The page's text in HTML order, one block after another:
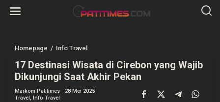
Homepage / Info Travel
D
e
s
i
17 Destinasi Wisata di Cirebon yang Wajib
Dikunjungi Saat Akhir Pekan
Markom Patitimes
28 Mei 2025
Travel, Info Travel